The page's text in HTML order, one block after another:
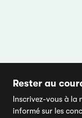
Rester au
Inscrivez-vous à
informé sur les